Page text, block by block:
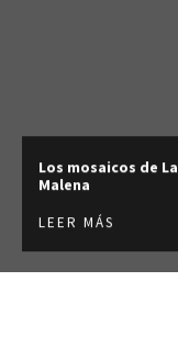
Los mosaicos de La
Malena
LEER MÁS